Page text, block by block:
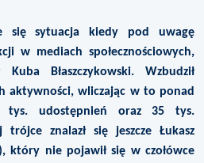
się sytuacja kiedy pod uwagę
w mediach społecznościowych,
Błaszczykowski. Wzbudził
aktywności, wliczając w to ponad
udostępnień oraz 35 tys.
znalazł się jeszcze Łukasz
który nie pojawił się w czołówce